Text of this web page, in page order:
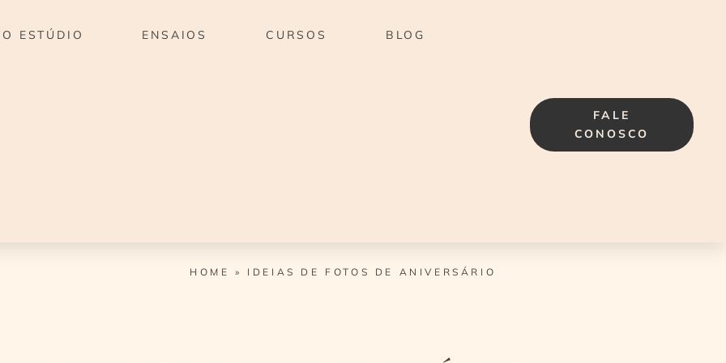
O ESTÚDIO ENSAIOS CURSOS BLOG
FALE
CONOSCO
HOME » IDEIAS DE FOTOS DE ANIVERSÁRIO